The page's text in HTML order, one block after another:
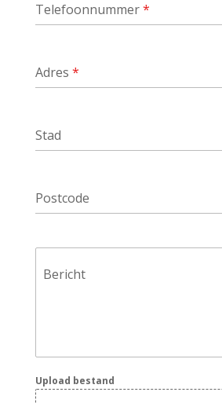
Telefoonnummer*
Adres *
Stad
Postcode
Bericht
Upload bestand